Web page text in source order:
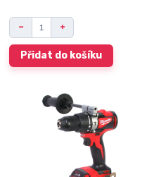
Přidat do košíku